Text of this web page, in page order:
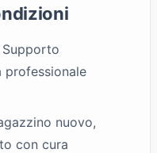
Supporto
professionale
nuovo,
con cura